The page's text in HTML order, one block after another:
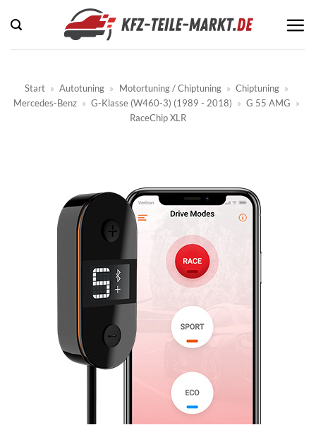
Inhalt
springen
Start » Autotuning » Motortuning / Chiptuning » Chiptuning »
Mercedes-Benz » G-Klasse (W460-3) (1989 - 2018) » G 55 AMG »
RaceChip XLR